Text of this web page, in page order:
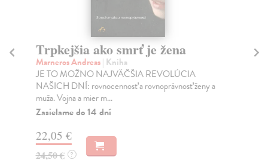
Trpkejšia ako smrť je žena
Marneros Andreas| Kniha
JE TO MOŽNO NAJVÄČŠIA REVOLÚCIA
NAŠICH DNÍ: rovnocennosť a rovnoprávnosť ženy a
muža. Vojna a mier m...
Zasielame do 14 dní
22,05 €
24,50 € ?